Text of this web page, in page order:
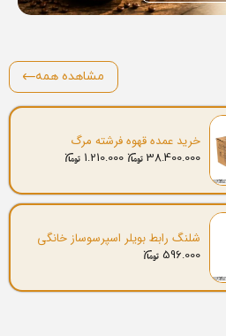
مشاهده همه
خرید عمده قهوه فرشته مرگ
38.400.000
1.210.000
شلنگ رابط بویلر اسپرسوساز خانگی
596.000